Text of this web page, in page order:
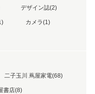
デザイン誌(2)
カメラ(1)
二子玉川 蔦屋家電(68)
書店(8)